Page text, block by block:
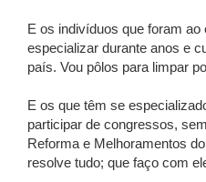
E os indivíduos que foram ao
especializar durante anos e
país. Vou pôlos para limpar
E os que têm se
participar de congressos,
Reforma e Melhoramentos
resolve tudo; que faço com